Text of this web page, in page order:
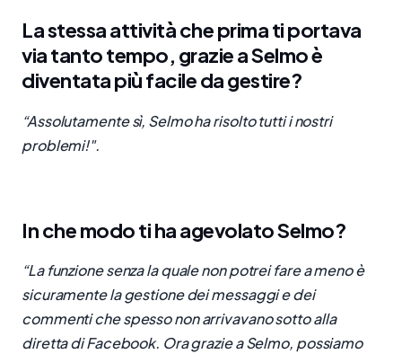
La stessa attività che prima ti portava
via tanto tempo, grazie a Selmo è
diventata più facile da gestire?
“Assolutamente sì, Selmo ha risolto tutti i nostri
problemi!".
In che modo ti ha agevolato Selmo?
“La funzione senza la quale non potrei fare a meno è
sicuramente la gestione dei messaggi e dei
commenti che spesso non arrivavano sotto alla
diretta di Facebook. Ora grazie a Selmo, possiamo